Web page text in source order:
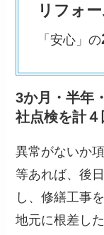
リフォ
「安心」の
3か月・半年
社点検を計４
異常がないか
等あれば、後
し、修繕工事
地元に根差し